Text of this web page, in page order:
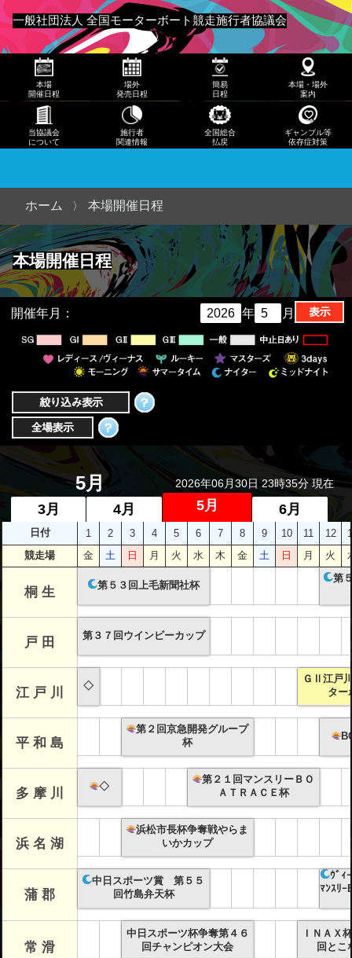
一般社団法人 全国モーターボート競走施行者協議会
メニュー
発売
日程
日程
本
場・
当協
議会
につ
いて
施行
者関
総合
払戻
ギャ
ンブ
ル等
依存
本場
開催日程
場外
発売日程
簡易
日程
本場・場外
案内
当協議会
について
施行者
関連情報
全国総合
払戻
ギャンブル等
依存症対策
ホーム 本場開催日程
本場開催日程
開催年月： 年 月
5月
3月 4月 5月 6月
2026年06月30日 23時35分 現在
日付 1 2 3 4 5 6 7 8 9 10 11 12
競走場
金 土 日 月 火 水 木 金 土 日 月 火
桐 生 第５３回上毛新聞社杯
第
戸 田 第３７回ウインビーカップ
江 戸 川 ◇
ＧⅡ江戸
ター
平 和 島
第２回京急開発グループ
杯
多 摩 川 ◇
第２１回マンスリーＢＯ
ＡＴＲＡＣＥ杯
浜 名 湖
浜松市長杯争奪戦やらま
いかカップ
蒲 郡
中日スポーツ賞 第５５
回竹島弁天杯
ｳﾞｨ
ﾏﾝｽﾘｰ
常 滑
中日スポーツ杯争奪第４６
回チャンピオン大会
ＩＮＡＸ
回とこ